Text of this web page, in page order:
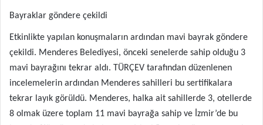
Bayraklar göndere çekildi
Etkinlikte yapılan konuşmaların ardından mavi bayrak göndere
çekildi. Menderes Belediyesi, önceki senelerde sahip olduğu 3
mavi bayrağını tekrar aldı. TÜRÇEV tarafından düzenlenen
incelemelerin ardından Menderes sahilleri bu sertifikalara
tekrar layık görüldü. Menderes, halka ait sahillerde 3, otellerde
8 olmak üzere toplam 11 mavi bayrağa sahip ve İzmir’de bu